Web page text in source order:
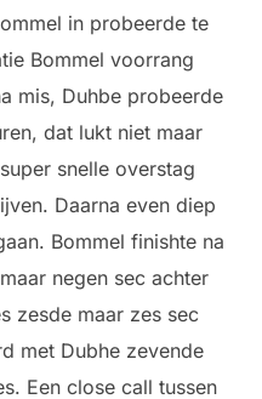
in probeerde te
Bommel voorrang
mis, Duhbe probeerde
dat lukt niet maar
snelle overstag
Daarna even diep
Bommel finishte na
negen sec achter
zesde maar zes sec
met Dubhe zevende
Een close call tussen